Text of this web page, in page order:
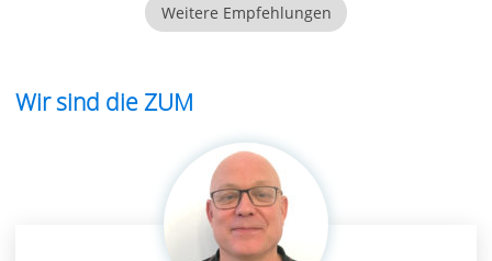
Weitere Empfehlungen
Wir sind die ZUM